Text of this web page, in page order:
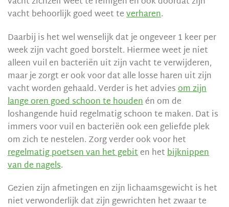
vacht behoorlijk goed weet teverharen.
Daarbij is het wel wenselijk dat je ongeveer 1 keer per
week zijn vacht goed borstelt. Hiermee weet je niet
alleen vuil en bacteriën uit zijn vacht te verwijderen,
maar je zorgt er ook voor dat alle losse haren uit zijn
vacht worden gehaald. Verder is het adviesom zijn
lange oren goed schoon te houdenén om de
loshangende huid regelmatig schoon te maken. Dat is
immers voor vuil en bacteriën ook een geliefde plek
om zich te nestelen. Zorg verder ook voor het
regelmatig poetsen van het gebiten hetbijknippen
van de nagels.
Gezien zijn afmetingen en zijn lichaamsgewicht is het
niet verwonderlijk dat zijn gewrichten het zwaar te